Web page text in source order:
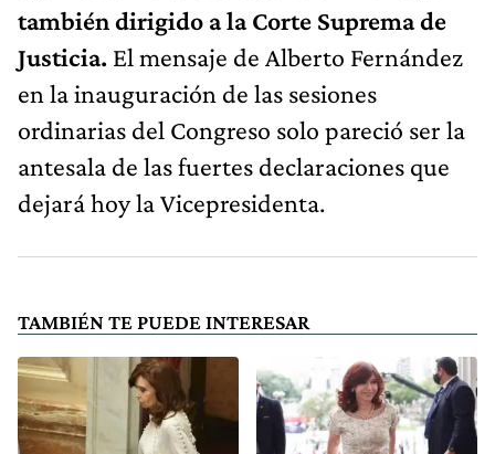
también dirigido a la Corte Suprema de
Justicia. El mensaje de Alberto Fernández
en la inauguración de las sesiones
ordinarias del Congreso solo pareció ser la
antesala de las fuertes declaraciones que
dejará hoy la Vicepresidenta.
TAMBIÉN TE PUEDE INTERESAR